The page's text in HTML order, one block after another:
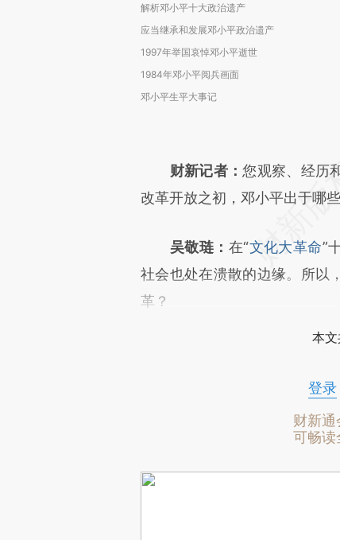
解析邓小平十大政治遗产
应当继承和发展邓小平政治遗产
1997年举国哀悼邓小平逝世
1984年邓小平阅兵画面
邓小平生平大事记
财新记者：您观察、经历
改革开放之初，邓小平出于哪
吴敬琏： 在“文化大革命”
社会也处在溃散的边缘。所以
革？
本文
登录
财新通
可畅读